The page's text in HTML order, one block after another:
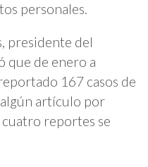
personales.
presidente del
que de enero a
167 casos de
artículo por
reportes se